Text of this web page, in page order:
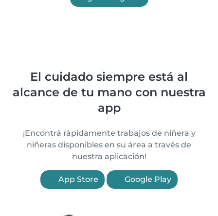
El cuidado siempre está al
alcance de tu mano con nuestra
app
¡Encontrá rápidamente trabajos de niñera y
niñeras disponibles en su área a través de
nuestra aplicación!
App Store Google Play